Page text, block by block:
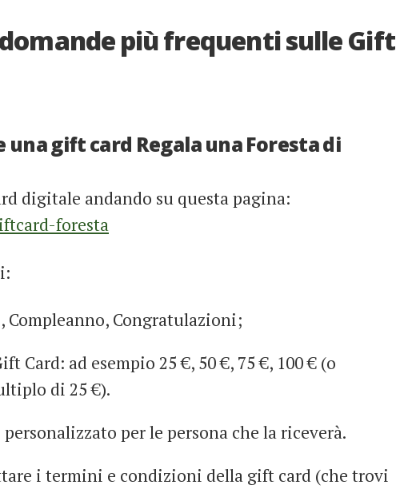
più frequenti sulle Gift
una gift card Regala una Foresta di
digitale andando su questa pagina:
foresta
Compleanno, Congratulazioni;
Card: ad esempio 25 €, 50 €, 75 €, 100 € (o
di 25 €).
per le persona che la riceverà.
i termini e condizioni della gift card (che trovi